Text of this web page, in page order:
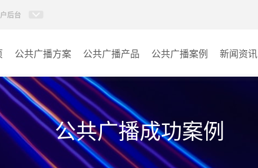
后台
公共广播方案 公共广播产品
AI智慧88广播系统
AI校园防欺凌系统
校园应急广播
公共广播案例
医院
景区
新闻资讯
公共广播成功案例